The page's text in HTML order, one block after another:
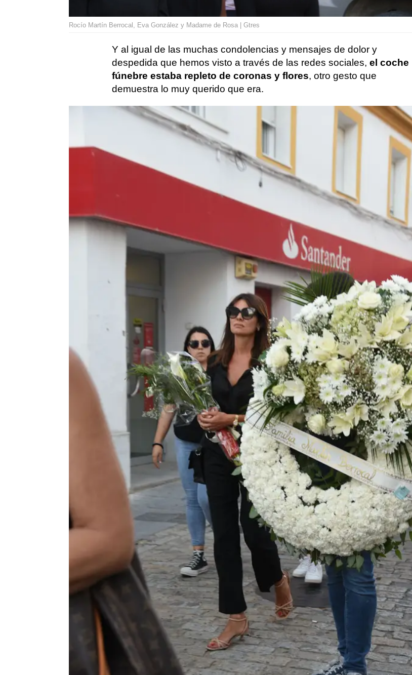
Rocío Martín Berrocal, Eva González y Madame de Rosa | Gtres
Y al igual de las muchas condolencias y mensajes de dolor y
despedida que hemos visto a través de las redes sociales, el coche
fúnebre estaba repleto de coronas y flores, otro gesto que
demuestra lo muy querido que era.